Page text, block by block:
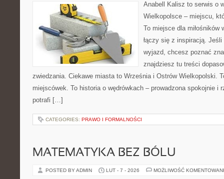
Anabell Kalisz to serwis o
Wielkopolsce – miejscu,
To miejsce dla miłośników
łączy się z inspiracją.
wyjazd, chcesz poznać
znajdziesz tu treści
zwiedzania. Ciekawe miasta to Września i Ostrów Wielkopolski.
miejscówek. To historia o wędrówkach – prowadzona spokojnie i
potrafi […]
CATEGORIES: PRAWO I FORMALNOŚCI
MATEMATYKA BEZ BÓLU
POSTED BY ADMIN LUT - 7 - 2026 MOŻLIWOŚĆ